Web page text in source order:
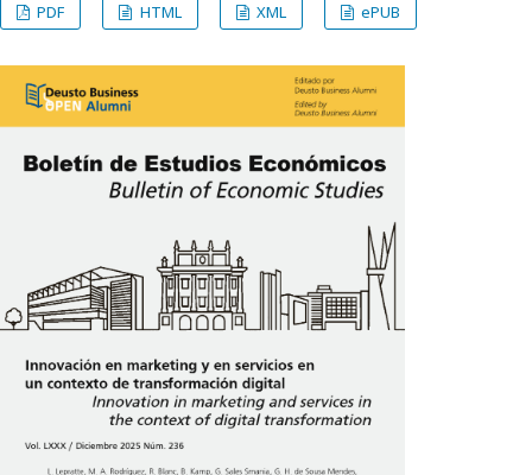
PDF
HTML XML ePUB